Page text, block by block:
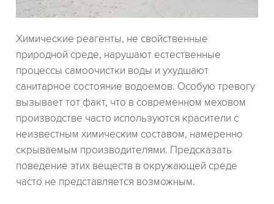
Химические реагенты, не свойственные
природной среде, нарушают естественные
процессы самоочистки воды и ухудшают
санитарное состояние водоемов. Особую тревогу
вызывает тот факт, что в современном меховом
производстве часто используются красители с
неизвестным химическим составом, намеренно
скрываемым производителями. Предсказать
поведение этих веществ в окружающей среде
часто не представляется возможным.